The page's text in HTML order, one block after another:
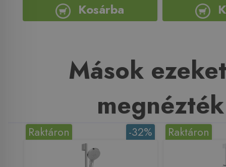
Kosárba
Mások
megnézték
-32%
Raktáron Raktáron